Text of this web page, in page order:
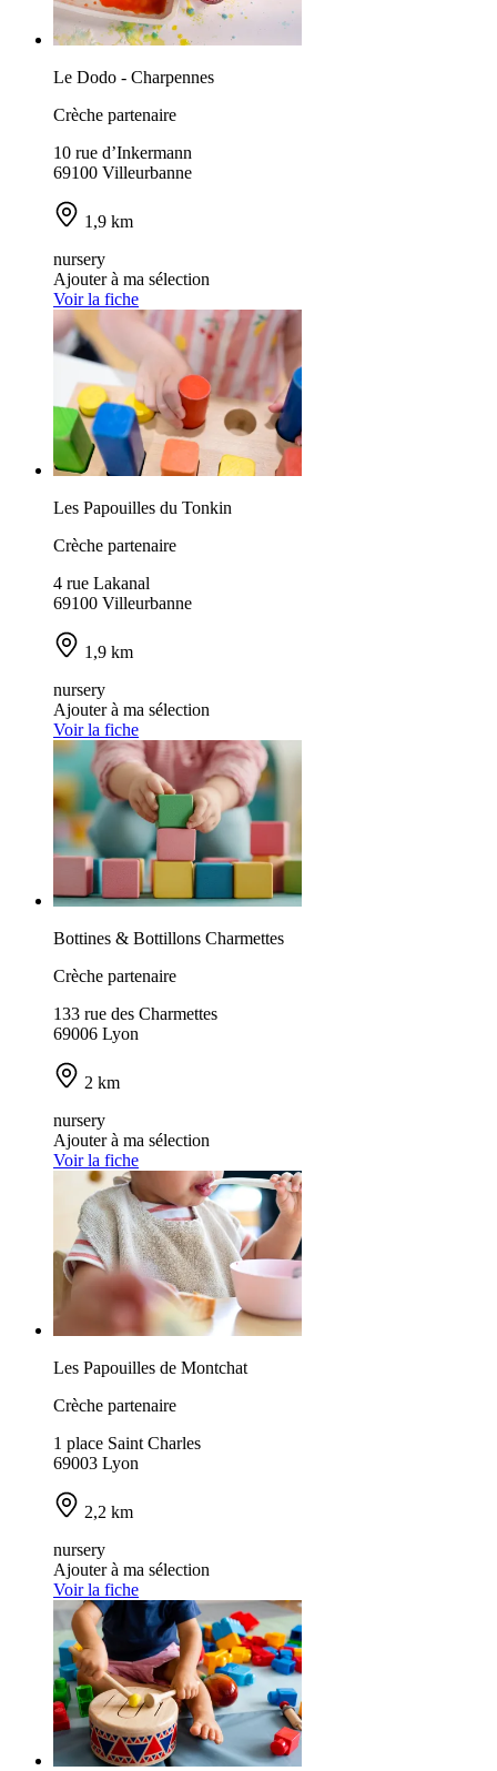
Le Dodo - Charpennes
Crèche partenaire
10 rue d’Inkermann
69100 Villeurbanne
1,9 km
nursery
Ajouter à ma sélection
Voir la fiche
Les Papouilles du Tonkin
Crèche partenaire
4 rue Lakanal
69100 Villeurbanne
1,9 km
nursery
Ajouter à ma sélection
Voir la fiche
Bottines & Bottillons Charmettes
Crèche partenaire
133 rue des Charmettes
69006 Lyon
2 km
nursery
Ajouter à ma sélection
Voir la fiche
Les Papouilles de Montchat
Crèche partenaire
1 place Saint Charles
69003 Lyon
2,2 km
nursery
Ajouter à ma sélection
Voir la fiche